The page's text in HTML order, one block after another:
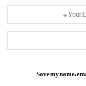
Save my name,